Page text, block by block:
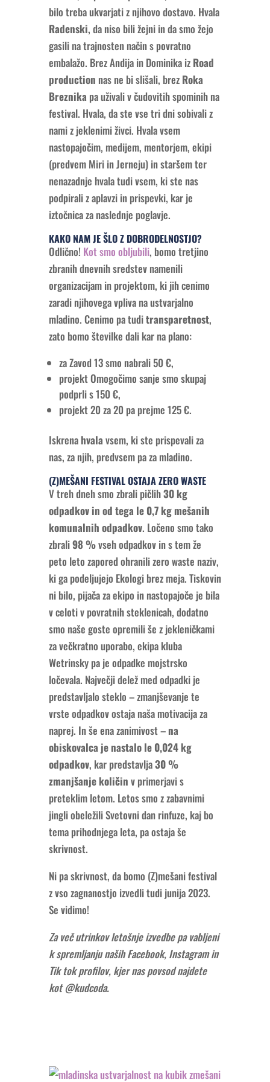
bilo treba ukvarjati z njihovo dostavo. Hvala
Radenski, da niso bili žejni in da smo žejo
gasili na trajnosten način s povratno
embalažo. Brez Andija in Dominika iz Road
production nas ne bi slišali, brez Roka
Breznika pa uživali v čudovitih spominih na
festival. Hvala, da ste vse tri dni sobivali z
nami z jeklenimi živci. Hvala vsem
nastopajočim, medijem, mentorjem, ekipi
(predvem Miri in Jerneju) in staršem ter
nenazadnje hvala tudi vsem, ki ste nas
podpirali z aplavzi in prispevki, kar je
iztočnica za naslednje poglavje.
KAKO NAM JE ŠLO Z DOBRODELNOSTJO?
Odlično! Kot smo obljubili, bomo tretjino
zbranih dnevnih sredstev namenili
organizacijam in projektom, ki jih cenimo
zaradi njihovega vpliva na ustvarjalno
mladino. Cenimo pa tuditransparetnost,
zato bomo številke dali kar na plano:
za Zavod 13 smo nabrali 50 €,
projekt Omogočimo sanje smo skupaj
podprli s 150 €,
projekt 20 za 20 pa prejme 125 €.
Iskrena hvala vsem, ki ste prispevali za
nas, za njih, predvsem pa za mladino.
(Z)MEŠANI FESTIVAL OSTAJA ZERO WASTE
V treh dneh smo zbrali pičlih30 kg
odpadkov in od tega le 0,7 kg mešanih
komunalnih odpadkov. Ločeno smo tako
zbrali98 %vseh odpadkov in s tem že
peto leto zapored ohranili zero waste naziv,
ki ga podeljujejo Ekologi brez meja. Tiskovin
ni bilo, pijača za ekipo in nastopajoče je bila
v celoti v povratnih steklenicah, dodatno
smo naše goste opremili še z jekleničkami
za večkratno uporabo, ekipa kluba
Wetrinsky pa je odpadke mojstrsko
ločevala. Največji delež med odpadki je
predstavljalo steklo – zmanjševanje te
vrste odpadkov ostaja naša motivacija za
naprej. In še ena zanimivost – na
obiskovalca je nastalo le 0,024 kg
odpadkov, kar predstavlja30 %
zmanjšanje količin v primerjavi s
preteklim letom. Letos smo z zabavnimi
jingli obeležili Svetovni dan rinfuze, kaj bo
tema prihodnjega leta, pa ostaja še
skrivnost.
Ni pa skrivnost, da bomo (Z)mešani festival
z vso zagnanostjo izvedli tudi junija 2023.
Se vidimo!
Za več utrinkov letošnje izvedbe pa vabljeni
k spremljanju naših Facebook, Instagram in
Tik tok profilov, kjer nas povsod najdete
kot @kudcoda.